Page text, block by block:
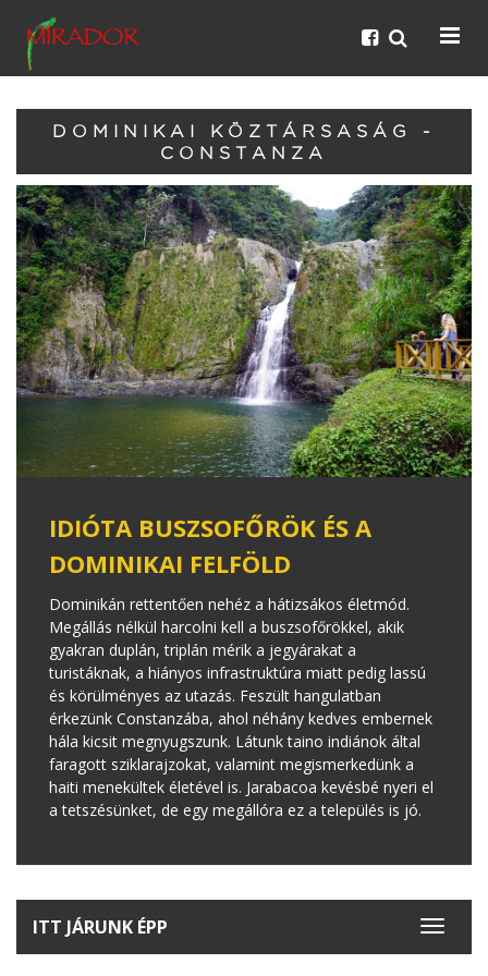
DOMINIKAI KÖZTÁRSASÁG -
CONSTANZA
IDIÓTA BUSZSOFŐRÖK ÉS A
DOMINIKAI FELFÖLD
Dominikán rettentően nehéz a hátizsákos életmód.
Megállás nélkül harcolni kell a buszsofőrökkel, akik
gyakran duplán, triplán mérik a jegyárakat a
turistáknak, a hiányos infrastruktúra miatt pedig lassú
és körülményes az utazás. Feszült hangulatban
érkezünk Constanzába, ahol néhány kedves embernek
hála kicsit megnyugszunk. Látunk taino indiánok által
faragott sziklarajzokat, valamint megismerkedünk a
haiti menekültek életével is. Jarabacoa kevésbé nyeri el
a tetszésünket, de egy megállóra ez a település is jó.
Toggle
ITT JÁRUNK ÉPP